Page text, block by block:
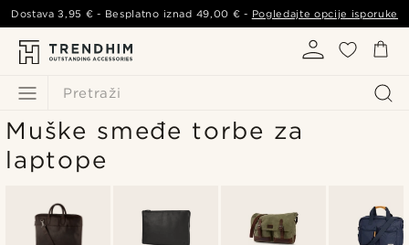
Pretraži
Dostava3,95 € - Besplatno iznad 49,00 € - Pogledajte opcije isporuke
Muške smeđe torbe za
laptope